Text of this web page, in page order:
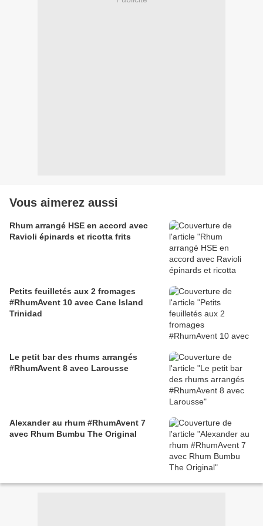
Vous aimerez aussi
Rhum arrangé HSE en accord avec
Ravioli épinards et ricotta frits
Petits feuilletés aux 2 fromages
#RhumAvent 10 avec Cane Island
Trinidad
Le petit bar des rhums arrangés
#RhumAvent 8 avec Larousse
Alexander au rhum #RhumAvent 7
avec Rhum Bumbu The Original